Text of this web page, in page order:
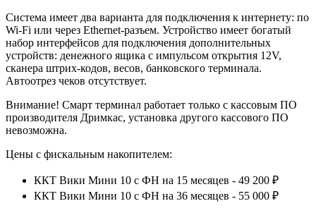
Система имеет два варианта для подключения к интернету: по
Wi-Fi или через Ethernet-разъем. Устройство имеет богатый
набор интерфейсов для подключения дополнительных
устройств: денежного ящика с импульсом открытия 12V,
сканера штрих-кодов, весов, банковского терминала.
Автоотрез чеков отсутствует.
Внимание! Смарт терминал работает только с кассовым ПО
производителя Дримкас, установка другого кассового ПО
невозможна.
Цены с фискальным накопителем:
ККТ Вики Мини 10 с ФН на 15 месяцев - 49 200 ₽
ККТ Вики Мини 10 с ФН на 36 месяцев - 55 000 ₽